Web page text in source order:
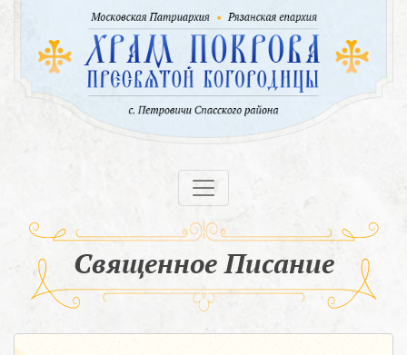
Священное Писание